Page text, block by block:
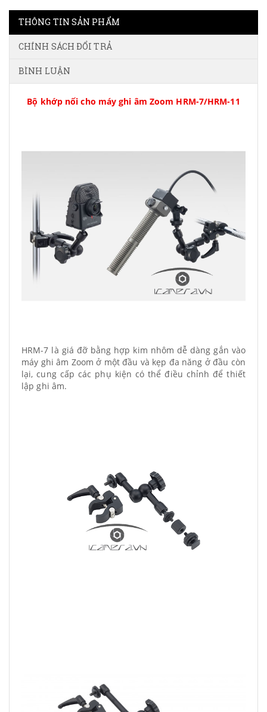
THÔNG TIN SẢN PHẨM
CHÍNH SÁCH ĐỔI TRẢ
BÌNH LUẬN
Bộ khớp nối cho máy ghi âm Zoom HRM-7/HRM-11
HRM-7 là giá đỡ bằng hợp kim nhôm dễ dàng gắn vào
máy ghi âm Zoom ở một đầu và kẹp đa năng ở đầu còn
lại, cung cấp các phụ kiện có thể điều chỉnh để thiết
lập ghi âm.